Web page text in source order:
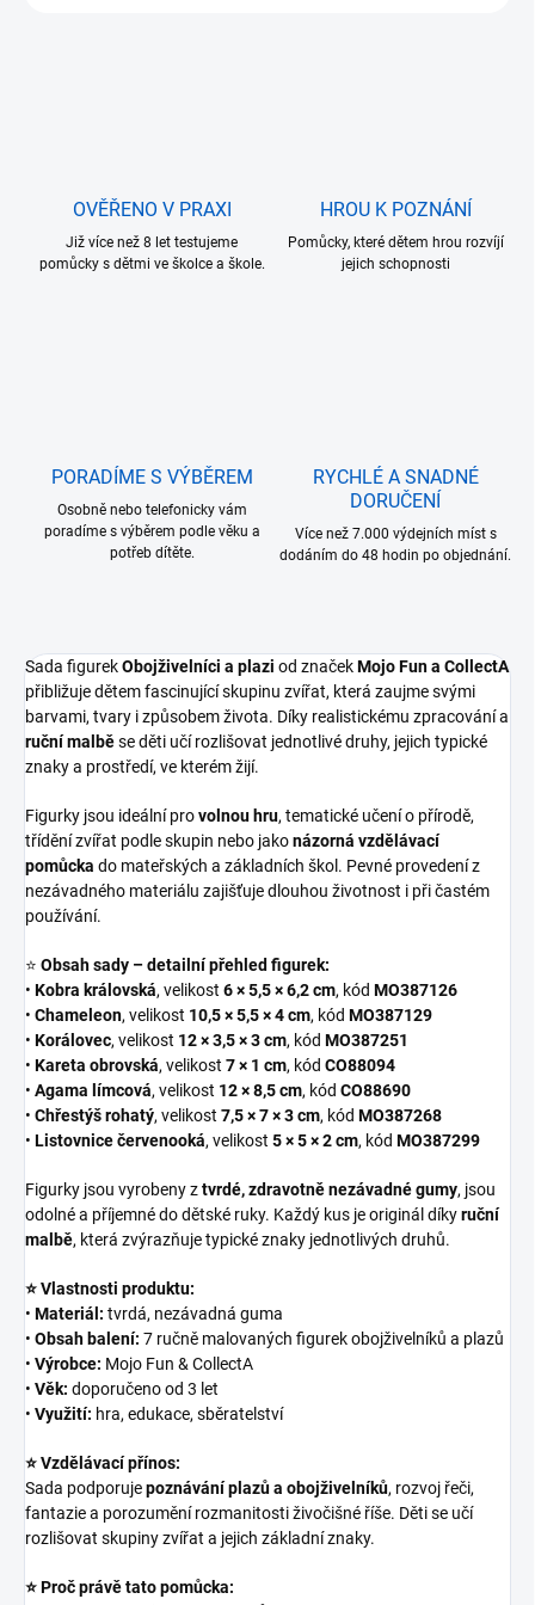
OVĚŘENO V PRAXI
Již více než 8 let testujeme
pomůcky s dětmi ve školce a škole.
HROU K POZNÁNÍ
Pomůcky, které dětem hrou rozvíjí
jejich schopnosti
PORADÍME S VÝBĚREM
Osobně nebo telefonicky vám
poradíme s výběrem podle věku a
potřeb dítěte.
RYCHLÉ A SNADNÉ
DORUČENÍ
Více než 7.000 výdejních míst s
dodáním do 48 hodin po objednání.
Sada figurekObojživelníci a plazi od značekMojo Fun a CollectA
přibližuje dětem fascinující skupinu zvířat, která zaujme svými
barvami, tvary i způsobem života. Díky realistickému zpracování a
ruční malběse děti učí rozlišovat jednotlivé druhy, jejich typické
znaky a prostředí, ve kterém žijí.
Figurky jsou ideální provolnou hru, tematické učení o přírodě,
třídění zvířat podle skupin nebo jakonázorná vzdělávací
pomůcka do mateřských a základních škol. Pevné provedení z
nezávadného materiálu zajišťuje dlouhou životnost i při častém
používání.
⭐ Obsah sady – detailní přehled figurek:
• Kobra královská, velikost 6 × 5,5 × 6,2 cm, kód MO387126
• Chameleon, velikost 10,5 × 5,5 × 4 cm, kód MO387129
• Korálovec, velikost 12 × 3,5 × 3 cm, kód MO387251
• Kareta obrovská, velikost 7 × 1 cm, kód CO88094
• Agama límcová, velikost 12 × 8,5 cm, kód CO88690
• Chřestýš rohatý, velikost 7,5 × 7 × 3 cm, kód MO387268
• Listovnice červenooká, velikost 5 × 5 × 2 cm, kód MO387299
Figurky jsou vyrobeny ztvrdé, zdravotně nezávadné gumy, jsou
odolné a příjemné do dětské ruky. Každý kus je originál díkyruční
malbě, která zvýrazňuje typické znaky jednotlivých druhů.
⭐ Vlastnosti produktu:
• Materiál: tvrdá, nezávadná guma
• Obsah balení: 7 ručně malovaných figurek obojživelníků a plazů
• Výrobce: Mojo Fun & CollectA
• Věk: doporučeno od 3 let
• Využití: hra, edukace, sběratelství
⭐ Vzdělávací přínos:
Sada podporujepoznávání plazů a obojživelníků, rozvoj řeči,
fantazie a porozumění rozmanitosti živočišné říše. Děti se učí
rozlišovat skupiny zvířat a jejich základní znaky.
⭐ Proč právě tato pomůcka: